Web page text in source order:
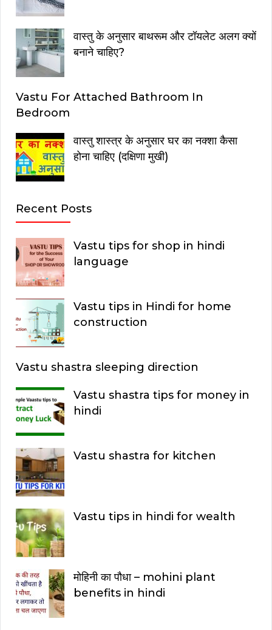
वास्तु के अनुसार बाथरूम और टॉयलेट अलग क्यों
बनाने चाहिए?
Vastu For Attached Bathroom In
Bedroom
वास्तु शास्त्र के अनुसार घर का नक्शा कैसा
होना चाहिए (दक्षिणा मुखी)
Recent Posts
Vastu tips for shop in hindi
language
Vastu tips in Hindi for home
construction
Vastu shastra sleeping direction
Vastu shastra tips for money in
hindi
Vastu shastra for kitchen
Vastu tips in hindi for wealth
मोहिनी का पौधा – mohini plant
benefits in hindi